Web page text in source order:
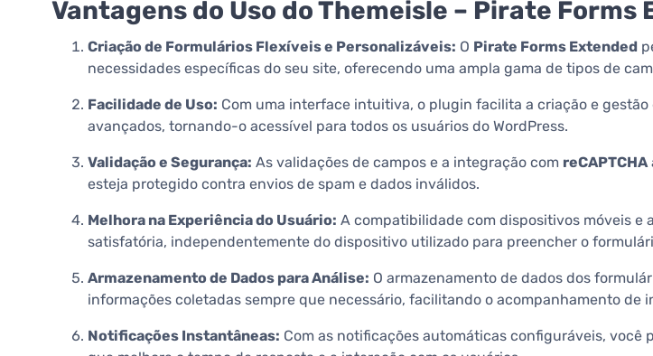
Vantagens do Uso do Themeisle – Pirate Forms
Criação de Formulários Flexíveis e Personalizáveis: O Pirate Forms Extended
necessidades específicas do seu site, oferecendo uma ampla gama de tipos de
Facilidade de Uso: Com uma interface intuitiva, o plugin facilita a criação e
avançados, tornando-o acessível para todos os usuários do WordPress.
Validação e Segurança: As validações de campos e a integração com reCAPTCHA
esteja protegido contra envios de spam e dados inválidos.
Melhora na Experiência do Usuário: A compatibilidade com dispositivos móveis
satisfatória, independentemente do dispositivo utilizado para preencher o
Armazenamento de Dados para Análise: O armazenamento de dados dos
informações coletadas sempre que necessário, facilitando o acompanhamento de
Notificações Instantâneas: Com as notificações automáticas configuráveis,